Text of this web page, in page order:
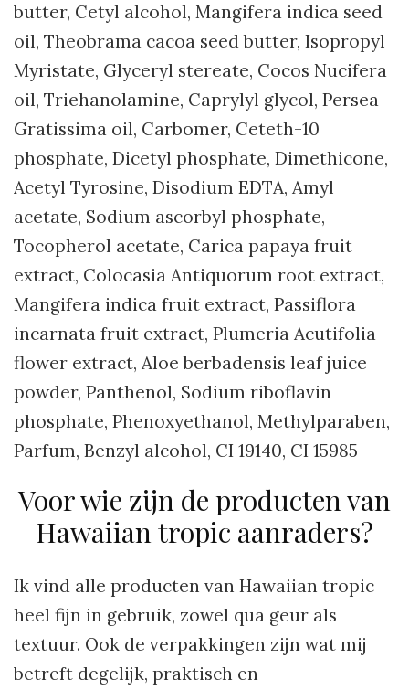
butter, Cetyl alcohol, Mangifera indica seed
oil, Theobrama cacoa seed butter, Isopropyl
Myristate, Glyceryl stereate, Cocos Nucifera
oil, Triehanolamine, Caprylyl glycol, Persea
Gratissima oil, Carbomer, Ceteth-10
phosphate, Dicetyl phosphate, Dimethicone,
Acetyl Tyrosine, Disodium EDTA, Amyl
acetate, Sodium ascorbyl phosphate,
Tocopherol acetate, Carica papaya fruit
extract, Colocasia Antiquorum root extract,
Mangifera indica fruit extract, Passiflora
incarnata fruit extract, Plumeria Acutifolia
flower extract, Aloe berbadensis leaf juice
powder, Panthenol, Sodium riboflavin
phosphate, Phenoxyethanol, Methylparaben,
Parfum, Benzyl alcohol, CI 19140, CI 15985
Voor wie zijn de producten van
Hawaiian tropic aanraders?
Ik vind alle producten van Hawaiian tropic
heel fijn in gebruik, zowel qua geur als
textuur. Ook de verpakkingen zijn wat mij
betreft degelijk, praktisch en